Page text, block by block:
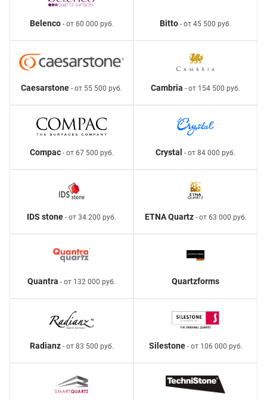
Belenco- от 60 000 руб. Bitto - от 45 500 руб.
Caesarstone - от 55 500 руб. Cambria - от 154 500 руб.
Compac- от 67 500 руб. Crystal - от 84 000 руб.
IDS stone - от 34 200 руб. ETNA Quartz- от 63 000 руб.
Quantra - от 132 000 руб. Quartzforms
Radianz- от 83 500 руб. Silestone- от 106 000 руб.